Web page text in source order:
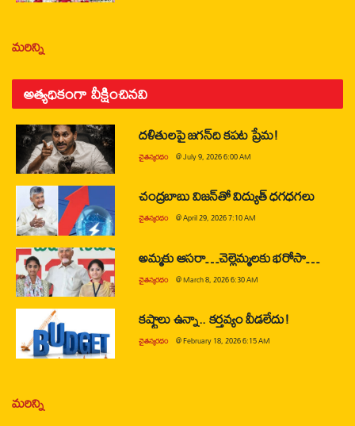
మరిన్ని
అత్యధికంగా వీక్షించినవి
దళితులపై జగన్‌ది కపట ప్రేమ!
చైతన్యరధం @July 9, 2026 6:00 AM
చంద్రబాబు విజన్‌తో విద్యుత్ ధగధగలు
చైతన్యరధం @April 29, 2026 7:10 AM
అమ్మకు ఆసరా…చెల్లెమ్మలకు భరోసా…
చైతన్యరధం @March 8, 2026 6:30 AM
కష్టాలు ఉన్నా.. కర్తవ్యం వీడలేదు!
చైతన్యరధం @February 18, 2026 6:15 AM
మరిన్ని